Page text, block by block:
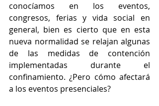
conocíamos en los eventos,
congresos, ferias y vida social en
general, bien es cierto que en esta
nueva normalidad se relajan algunas
de las medidas de contención
implementadas durante el
confinamiento. ¿Pero cómo afectará
a los eventos presenciales?